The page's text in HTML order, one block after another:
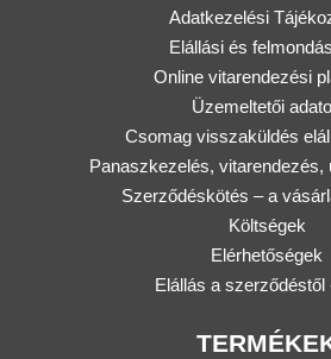
Adatkezelési
Elállási és
Online vitarendezési
Üzemeltetői
Csomag visszaküldés
Panaszkezelés, vitarendezés,
Szerződéskötés – a
Költségek
Elérhetőségek
Elállás a szerződéstől